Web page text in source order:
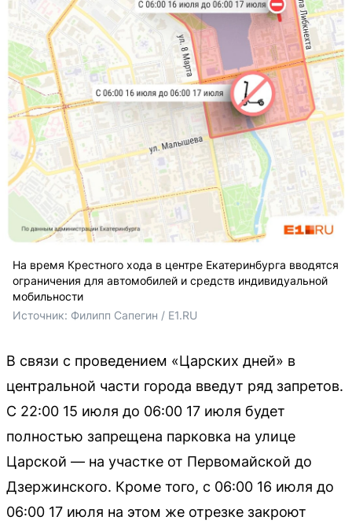
На время Крестного хода в центре Екатеринбурга вводятся
ограничения для автомобилей и средств индивидуальной
мобильности
Источник: Филипп Сапегин / E1.RU
В связи с проведением «Царских дней» в
центральной части города введут ряд запретов.
С 22:00 15 июля до 06:00 17 июля будет
полностью запрещена парковка на улице
Царской — на участке от Первомайской до
Дзержинского. Кроме того, с 06:00 16 июля до
06:00 17 июля на этом же отрезке закроют